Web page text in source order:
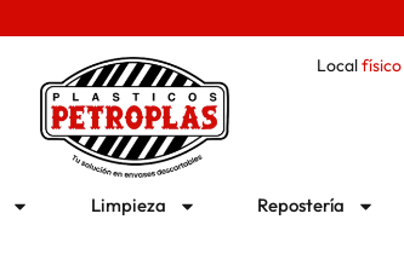
Localfísico
Limpieza Repostería